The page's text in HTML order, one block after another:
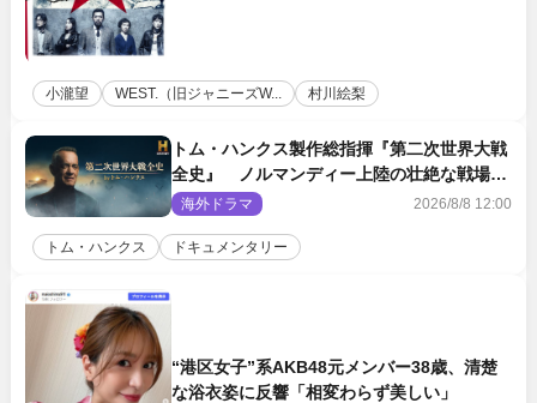
小瀧望 WEST.（旧ジャニーズW... 村川絵梨
トム・ハンクス製作総指揮『第二次世界大戦
全史』 ノルマンディー上陸の壮絶な戦場を
収めた特別映像解禁
海外ドラマ 2026/8/8 12:00
トム・ハンクス ドキュメンタリー
“港区女子”系AKB48元メンバー38歳、清楚
な浴衣姿に反響「相変わらず美しい」